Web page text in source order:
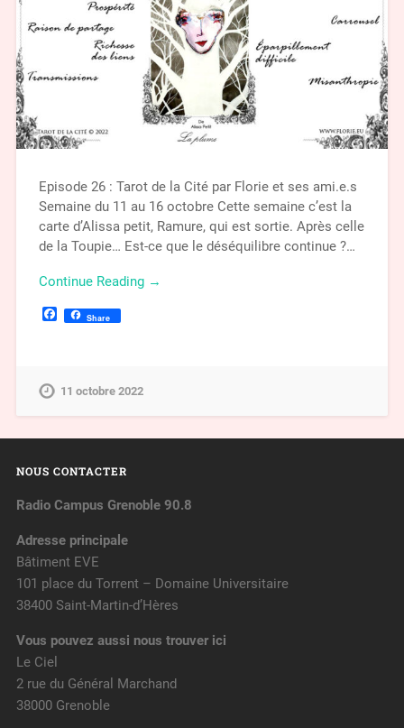
Episode 26 : Tarot de la Cité par Florie et ses ami.e.s
Semaine du 11 au 16 octobre Cette semaine c’est la
carte d’Alissa petit, Ramure, qui est sortie. Après celle
de la Toupie… Est-ce que le déséquilibre continue ?…
Continue Reading →
Facebook
Share
11 octobre 2022
NOUS CONTACTER
Radio Campus Grenoble 90.8
Adresse principale
Bâtiment EVE
101 place du Torrent – Domaine Universitaire
38400 Saint-Martin-d’Hères
Vous pouvez aussi nous trouver ici
Le Ciel
2 rue du Général Marchand
38000 Grenoble